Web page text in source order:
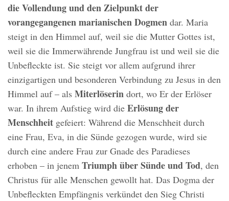
die Vollendung und den Zielpunkt der
vorangegangenen marianischen Dogmen dar. Maria
steigt in den Himmel auf, weil sie die Mutter Gottes ist,
weil sie die Immerwährende Jungfrau ist und weil sie die
Unbefleckte ist. Sie steigt vor allem aufgrund ihrer
einzigartigen und besonderen Verbindung zu Jesus in den
Himmel auf – als Miterlöserin dort, wo Er der Erlöser
war. In ihrem Aufstieg wird die Erlösung der
Menschheit gefeiert: Während die Menschheit durch
eine Frau, Eva, in die Sünde gezogen wurde, wird sie
durch eine andere Frau zur Gnade des Paradieses
erhoben – in jenem Triumph über Sünde und Tod, den
Christus für alle Menschen gewollt hat. Das Dogma der
Unbefleckten Empfängnis verkündet den Sieg Christi